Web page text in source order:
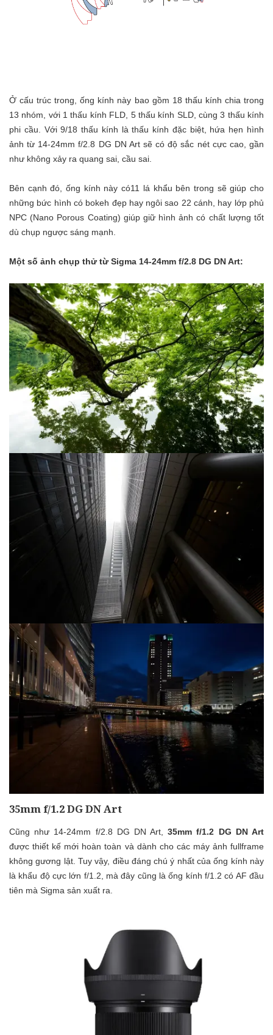
Ở cấu trúc trong, ống kính này bao gồm 18 thấu kính chia trong
13 nhóm, với 1 thấu kính FLD, 5 thấu kính SLD, cùng 3 thấu kính
phi cầu. Với 9/18 thấu kính là thấu kính đặc biệt, hứa hẹn hình
ảnh từ 14-24mm f/2.8 DG DN Art sẽ có độ sắc nét cực cao, gần
như không xảy ra quang sai, cầu sai.
Bên cạnh đó, ống kính này có11 lá khẩu bên trong sẽ giúp cho
những bức hình có bokeh đẹp hay ngôi sao 22 cánh, hay lớp phủ
NPC (Nano Porous Coating) giúp giữ hình ảnh có chất lượng tốt
dù chụp ngược sáng mạnh.
Một số ảnh chụp thử từ Sigma 14-24mm f/2.8 DG DN Art:
35mm f/1.2 DG DN Art
Cũng như 14-24mm f/2.8 DG DN Art,35mm f/1.2 DG DN Art
được thiết kế mới hoàn toàn và dành cho các máy ảnh fullframe
không gương lật. Tuy vậy, điều đáng chú ý nhất của ống kính này
là khẩu độ cực lớn f/1.2, mà đây cũng là ống kính f/1.2 có AF đầu
tiên mà Sigma sản xuất ra.